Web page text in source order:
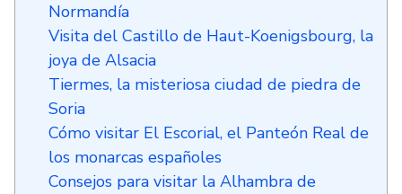
Normandía
Visita del Castillo de Haut-Koenigsbourg, la
joya de Alsacia
Tiermes, la misteriosa ciudad de piedra de
Soria
Cómo visitar El Escorial, el Panteón Real de
los monarcas españoles
Consejos para visitar la Alhambra de